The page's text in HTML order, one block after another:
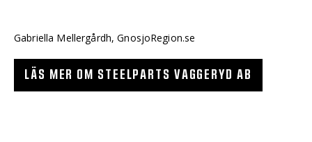
Gabriella Mellergårdh, GnosjoRegion.se
LÄS MER OM STEELPARTS VAGGERYD AB